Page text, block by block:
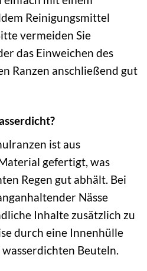
Reinigungsmittel
vermeiden Sie
das Einweichen des
Ranzen anschließend gut
ist aus
gefertigt, was
Regen gut abhält. Bei
Nässe
Inhalte zusätzlich zu
durch eine Innenhülle
Beuteln.